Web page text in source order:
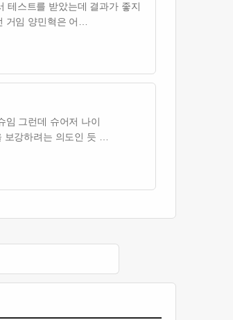
테스트를 받았는데 결과가 좋지
거임 양민혁은 어…
그런데 슈어저 나이
보강하려는 의도인 듯 …